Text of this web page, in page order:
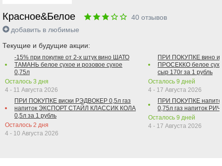
Красное&Белое 40 отзывов
добавить в любимые
Текущие и будущие акции:
-15% при покупке от 2-х штук вино ШАТО
ТАМАНЬ белое сухое и розовое сухое
0,75л
Осталось 3 дня
4 - 11 Августа 2026
ПРИ ПОКУПКЕ виски РЭДВОКЕР 0,5л газ
напиток ЭКСПОРТ СТАЙЛ КЛАССИК КОЛА
0,5л за 1 рубль
Осталось 2 дня
4 - 10 Августа 2026
ПРИ ПОКУПКЕ вино
ПРОСЕККО белое
сыр 170г за 1 рубль
Осталось 9 дней
4 - 17 Августа 2026
ПРИ ПОКУПКЕ
0,75л газ напиток
Осталось 9 дней
4 - 17 Августа 2026